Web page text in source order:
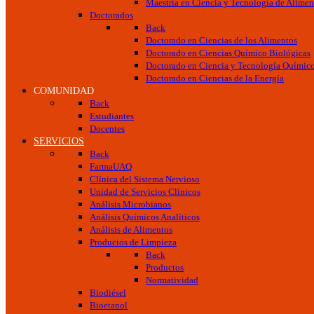
Maestría en Ciencia y Tecnología de
Doctorados
Back
Doctorado en Ciencias de los Alimentos
Doctorado en Ciencias Químico Biológicas
Doctorado en Ciencia y Tecnología
Doctorado en Ciencias de la Energía
COMUNIDAD
Back
Estudiantes
Docentes
SERVICIOS
Back
FarmaUAQ
Clínica del Sistema Nervioso
Unidad de Servicios Clínicos
Análisis Microbianos
Análisis Químicos Analíticos
Análisis de Alimentos
Productos de Limpieza
Back
Productos
Normatividad
Biodiésel
Bioetanol